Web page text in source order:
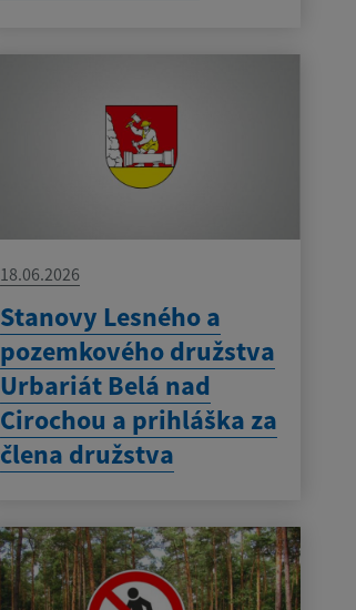
18.06.2026
Stanovy Lesného a
pozemkového družstva
Urbariát Belá nad
Cirochou a prihláška za
člena družstva